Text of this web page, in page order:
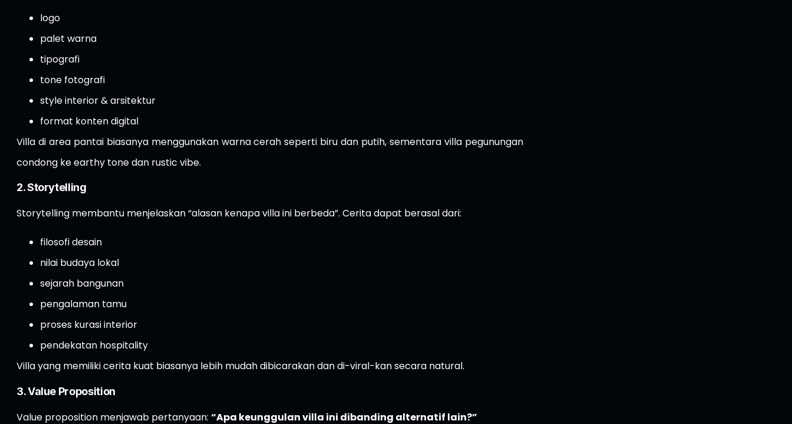
logo
palet warna
tipografi
tone fotografi
style interior & arsitektur
format konten digital
Villa di area pantai biasanya menggunakan warna cerah seperti biru dan putih, sementara villa pegunungan
condong ke earthy tone dan rustic vibe.
2. Storytelling
Storytelling membantu menjelaskan “alasan kenapa villa ini berbeda”. Cerita dapat berasal dari:
filosofi desain
nilai budaya lokal
sejarah bangunan
pengalaman tamu
proses kurasi interior
pendekatan hospitality
Villa yang memiliki cerita kuat biasanya lebih mudah dibicarakan dan di-viral-kan secara natural.
3. Value Proposition
Value proposition menjawab pertanyaan: “Apa keunggulan villa ini dibanding alternatif lain?”